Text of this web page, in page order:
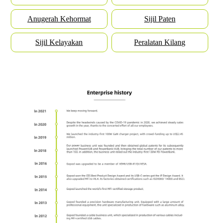
Anugerah Kehormat Sijil Paten
Sijil Kelayakan Peralatan Kilang